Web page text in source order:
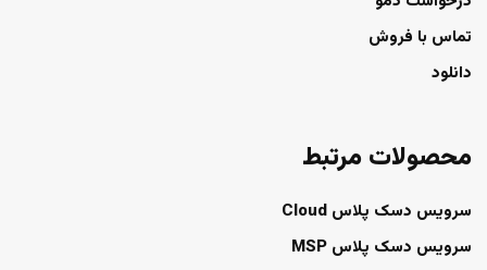
تماس با فروش
دانلود
محصولات مرتبط
سرویس دسک پلاس Cloud
سرویس دسک پلاس MSP